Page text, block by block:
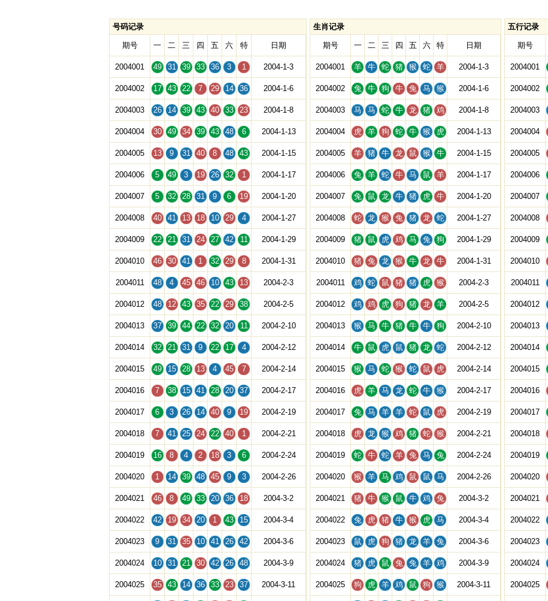
号码记录
期号 一 二 三 四 五 六 特 日期
2004001 49 31 39 33 36 3 1 2004-1-3
2004002 17 43 22 7 29 14 36 2004-1-6
2004003 26 14 39 43 40 33 23 2004-1-8
2004004 30 49 34 39 43 48 6 2004-1-13
2004005 13 9 31 40 8 48 43 2004-1-15
2004006 5 49 3 19 26 32 1 2004-1-17
2004007 5 32 28 31 9 6 19 2004-1-20
2004008 40 41 13 18 10 29 4 2004-1-27
2004009 22 21 31 24 27 42 11 2004-1-29
2004010 46 30 41 1 32 29 8 2004-1-31
2004011 48 4 45 46 10 43 13 2004-2-3
2004012 48 12 43 35 22 29 38 2004-2-5
2004013 37 39 44 22 32 20 11 2004-2-10
2004014 32 21 31 9 22 17 4 2004-2-12
2004015 49 15 28 13 4 45 7 2004-2-14
2004016 7 38 15 41 28 20 37 2004-2-17
2004017 6 3 26 14 40 9 19 2004-2-19
2004018 7 41 25 24 22 40 1 2004-2-21
2004019 16 8 4 2 18 3 6 2004-2-24
2004020 1 14 39 48 45 9 3 2004-2-26
2004021 46 8 49 33 20 36 18 2004-3-2
2004022 42 19 34 20 1 43 15 2004-3-4
2004023 9 31 35 10 41 26 42 2004-3-6
2004024 10 31 21 30 42 26 48 2004-3-9
2004025 35 43 14 36 33 23 37 2004-3-11
生肖记录
期号 一 二 三 四 五 六 特 日期
2004001 羊 牛 蛇 猪 猴 蛇 羊 2004-1-3
2004002 兔 牛 狗 牛 兔 马 猴 2004-1-6
2004003 马 马 蛇 牛 龙 猪 鸡 2004-1-8
2004004 虎 羊 狗 蛇 牛 猴 虎 2004-1-13
2004005 羊 猪 牛 龙 鼠 猴 牛 2004-1-15
2004006 兔 羊 蛇 牛 马 鼠 羊 2004-1-17
2004007 兔 鼠 龙 牛 猪 虎 牛 2004-1-20
2004008 蛇 龙 猴 兔 猪 龙 蛇 2004-1-27
2004009 猪 鼠 虎 鸡 马 兔 狗 2004-1-29
2004010 猪 兔 龙 猴 牛 龙 牛 2004-1-31
2004011 鸡 蛇 鼠 猪 猪 虎 猴 2004-2-3
2004012 鸡 鸡 虎 狗 猪 龙 羊 2004-2-5
2004013 猴 马 牛 猪 牛 牛 狗 2004-2-10
2004014 牛 鼠 虎 鼠 猪 龙 蛇 2004-2-12
2004015 猴 马 蛇 猴 蛇 鼠 虎 2004-2-14
2004016 虎 羊 马 龙 蛇 牛 猴 2004-2-17
2004017 兔 马 羊 羊 蛇 鼠 虎 2004-2-19
2004018 虎 龙 猴 鸡 猪 蛇 猴 2004-2-21
2004019 蛇 牛 蛇 羊 兔 马 兔 2004-2-24
2004020 猴 羊 马 鸡 鼠 鼠 马 2004-2-26
2004021 猪 牛 猴 鼠 牛 鸡 兔 2004-3-2
2004022 兔 虎 猪 牛 猴 虎 马 2004-3-4
2004023 鼠 虎 狗 猪 龙 羊 兔 2004-3-6
2004024 猪 虎 鼠 兔 兔 羊 鸡 2004-3-9
2004025 狗 虎 羊 鸡 鼠 狗 猴 2004-3-11
五行记录
期号
2004001
2004002
2004003
2004004
2004005
2004006
2004007
2004008
2004009
2004010
2004011
2004012
2004013
2004014
2004015
2004016
2004017
2004018
2004019
2004020
2004021
2004022
2004023
2004024
2004025